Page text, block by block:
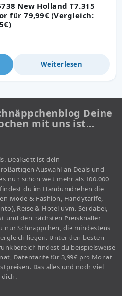
New Holland T7.315
für 79,99€ (Vergleich:
Weiterlesen
Deine
mit uns ist…
DealGott ist dein
Auswahl an Deals und
nun schon weit mehr als 100.000
du im Handumdrehen die
Mode & Fashion, Handytarife,
Reise & Hotel uvm. Sei dabei,
und den nächsten Preisknaller
nur Schnäppchen, die mindestens
liegen. Unter den besten
findest du beispielsweise
Datentarife für 3,99€ pro Monat
Das alles und noch viel
dich.